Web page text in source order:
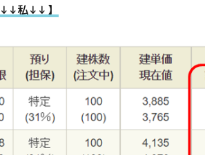
↓↓私↓↓】